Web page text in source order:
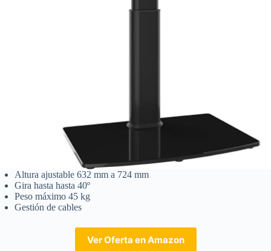
Altura ajustable 632 mm a 724 mm
Gira hasta hasta 40º
Peso máximo 45 kg
Gestión de cables
Ver Oferta en Amazon